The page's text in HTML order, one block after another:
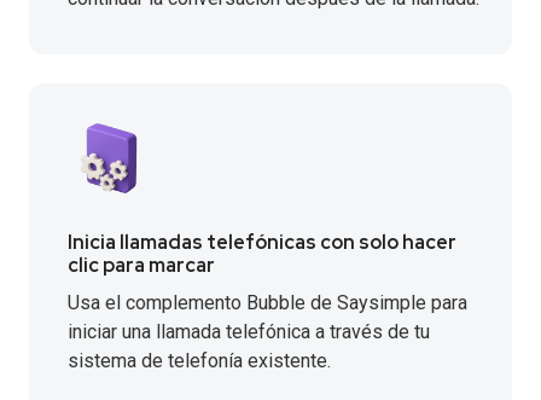
Inicia llamadas telefónicas con solo hacer
clic para marcar
Usa el complemento Bubble de Saysimple para
iniciar una llamada telefónica a través de tu
sistema de telefonía existente.